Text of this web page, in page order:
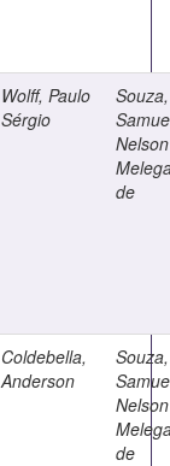
Wolff, Paulo
Sérgio
Souza,
Nelson
de
Coldebella,
Anderson
Souza,
Nelson
de